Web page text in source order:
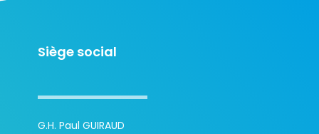
Siège social
G.H. Paul GUIRAUD